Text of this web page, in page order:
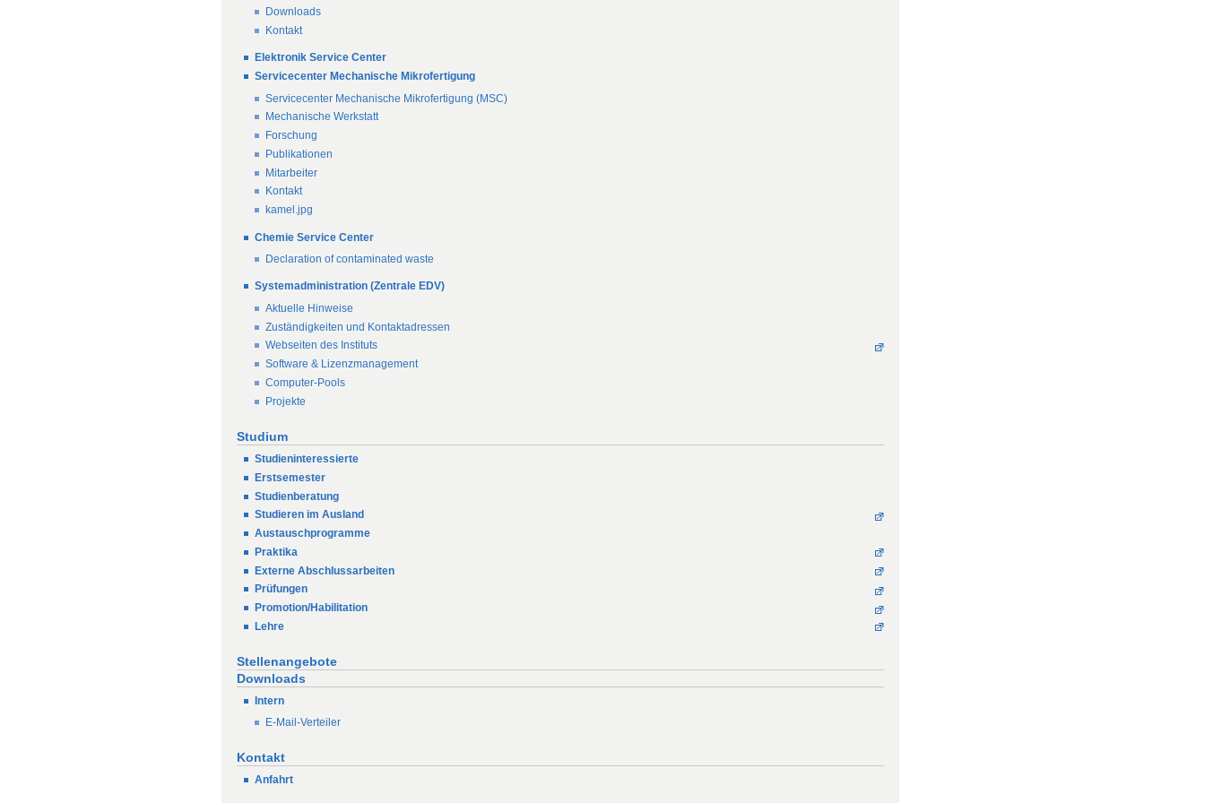
Downloads
Kontakt
Elektronik Service Center
Servicecenter Mechanische Mikrofertigung
Servicecenter Mechanische Mikrofertigung (MSC)
Mechanische Werkstatt
Forschung
Publikationen
Mitarbeiter
Kontakt
kamel.jpg
Chemie Service Center
Declaration of contaminated waste
Systemadministration (Zentrale EDV)
Aktuelle Hinweise
Zuständigkeiten und Kontaktadressen
Webseiten des Instituts
Software & Lizenzmanagement
Computer-Pools
Projekte
Studium
Studieninteressierte
Erstsemester
Studienberatung
Studieren im Ausland
Austauschprogramme
Praktika
Externe Abschlussarbeiten
Prüfungen
Promotion/Habilitation
Lehre
Stellenangebote
Downloads
Intern
E-Mail-Verteiler
Kontakt
Anfahrt